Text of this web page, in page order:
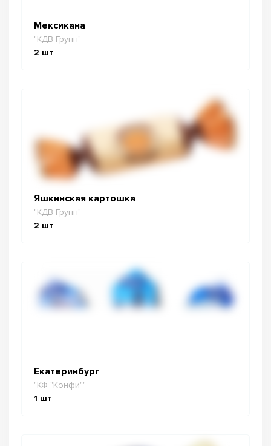
Мексикана
"КДВ Групп"
2 шт
Яшкинская картошка
"КДВ Групп"
2 шт
Екатеринбург
"КФ "Конфи""
1 шт